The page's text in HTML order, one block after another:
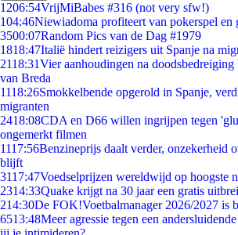
1206:54VrijMiBabes #316 (not very sfw!)
104:46Niewiadoma profiteert van pokerspel en
3500:07Random Pics van de Dag #1979
1818:47Italië hindert reizigers uit Spanje na
2118:31Vier aanhoudingen na doodsbedreiging
van Breda
1118:26Smokkelbende opgerold in Spanje,
migranten
2418:08CDA en D66 willen ingrijpen tegen
ongemerkt filmen
1117:56Benzineprijs daalt verder, onzekerheid
blijft
3117:47Voedselprijzen wereldwijd op hoogste
2314:33Quake krijgt na 30 jaar een gratis
214:30De FOK!Voetbalmanager 2026/2027 is
6513:48Meer agressie tegen een